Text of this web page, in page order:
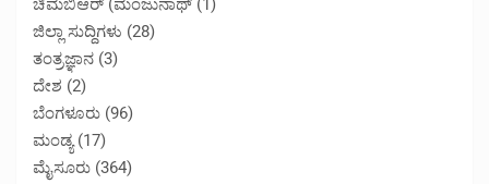
ಚಿಮಬಿಆರ್ (ಮಂಜುನಾಥ್ (1)
ಜಿಲ್ಲಾ ಸುದ್ದಿಗಳು (28)
ತಂತ್ರಜ್ಞಾನ (3)
ದೇಶ (2)
ಬೆಂಗಳೂರು (96)
ಮಂಡ್ಯ(17)
ಮೈಸೂರು (364)